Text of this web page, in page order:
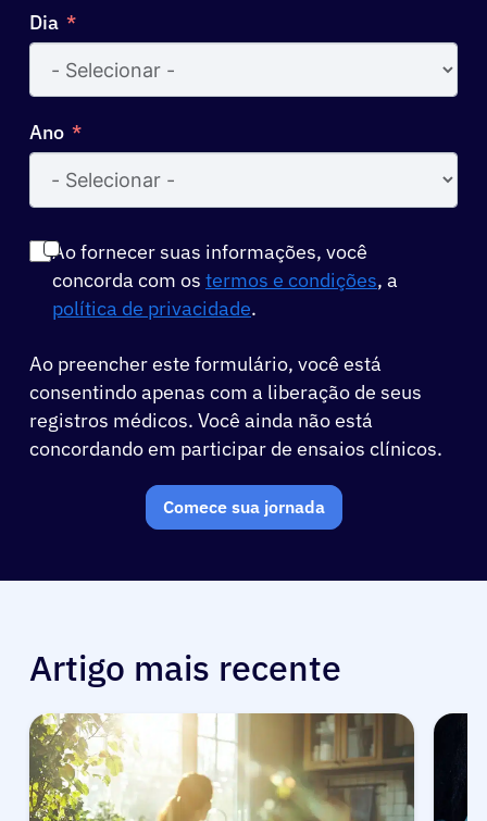
Dia
Ano
Ao fornecer suas informações, você
concorda com os termos e condições, a
política de privacidade.
Ao preencher este formulário, você está
consentindo apenas com a liberação de seus
registros médicos. Você ainda não está
concordando em participar de ensaios clínicos.
Comece sua jornada
Artigo mais recente